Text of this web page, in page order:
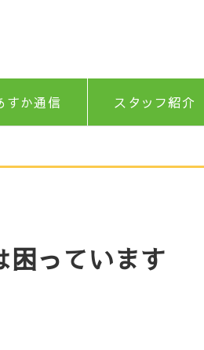
すか通信 スタッフ紹介
困っています